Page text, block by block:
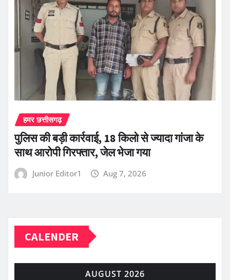
हमर छत्तीसगढ़
पुलिस की बड़ी कार्रवाई, 18 किलो से ज्यादा गांजा के
साथ आरोपी गिरफ्तार, जेल भेजा गया
Junior Editor1 Aug 7, 2026
CALENDER
AUGUST 2026